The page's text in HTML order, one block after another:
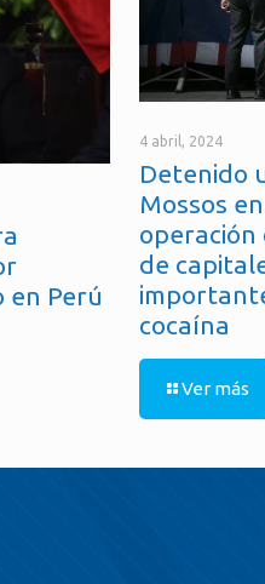
en Perú
4 abril, 2024
Detenido
Mossos
de
cocaína
Ver más